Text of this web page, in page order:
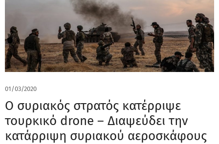
01/03/2020
Ο συριακός στρατός κατέρριψε
τουρκικό drone – Διαψεύδει την
κατάρριψη συριακού αεροσκάφους